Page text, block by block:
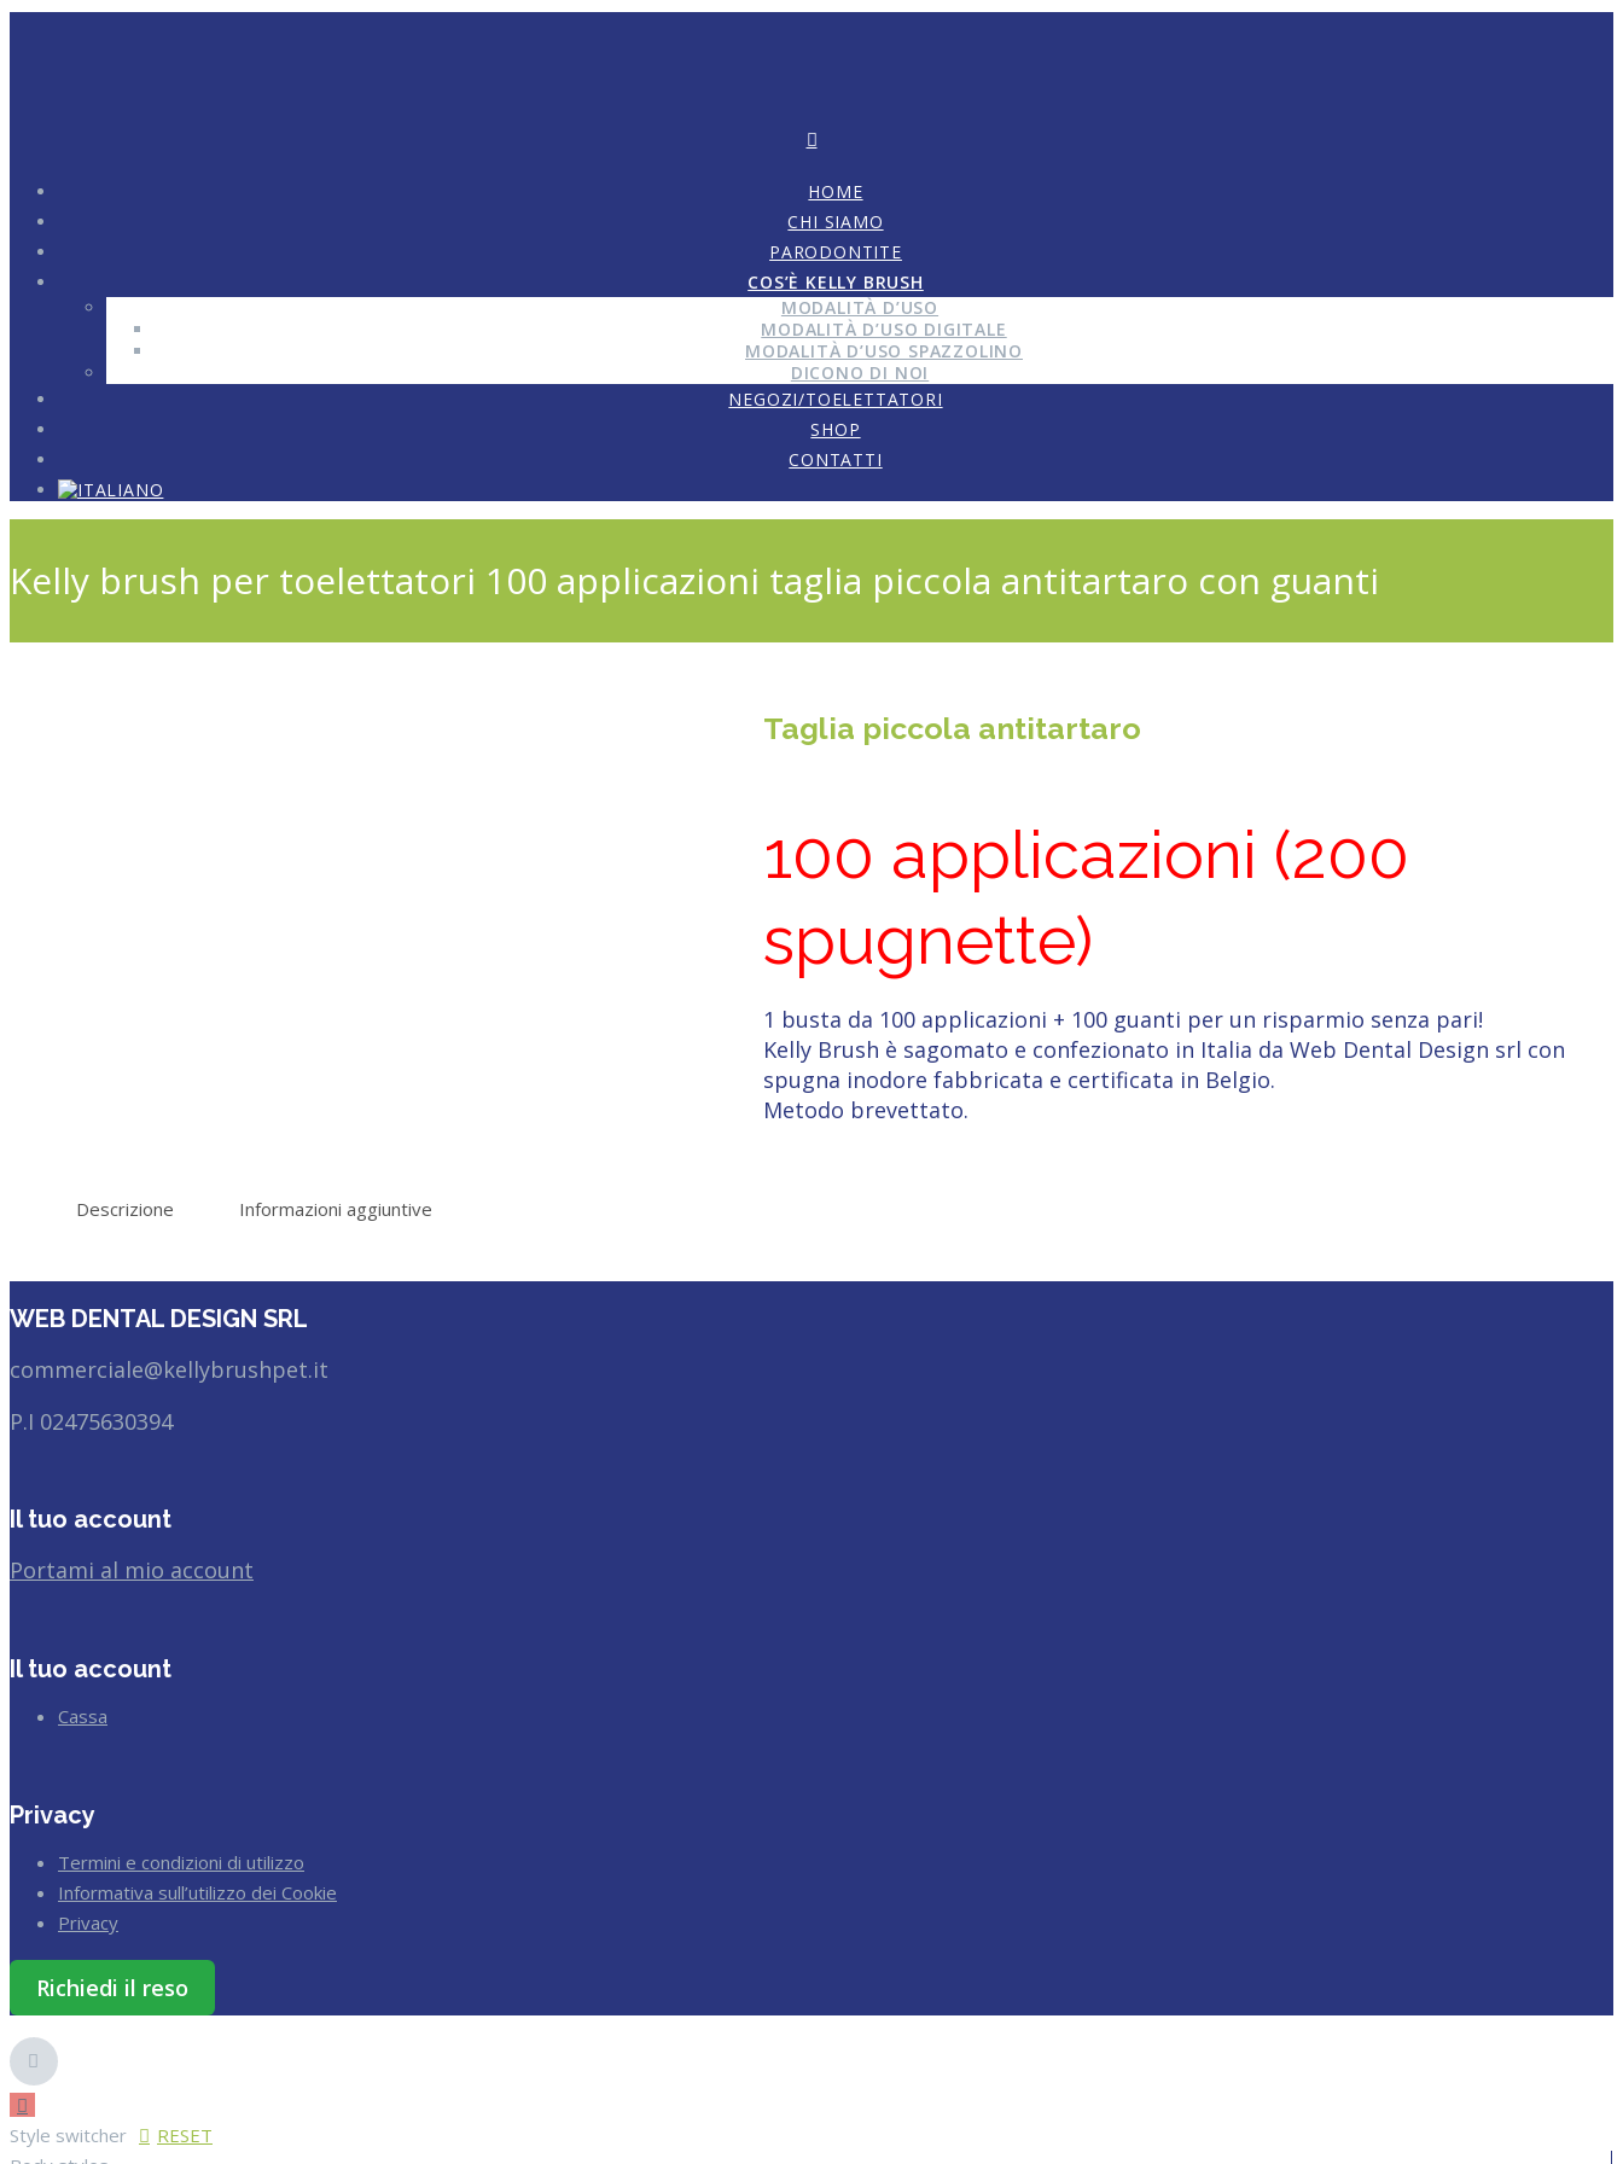
HOME
CHI SIAMO
PARODONTITE
COS’È KELLY BRUSH
MODALITÀ D’USO
MODALITÀ D’USO DIGITALE
MODALITÀ D’USO SPAZZOLINO
DICONO DI NOI
NEGOZI/TOELETTATORI
SHOP
CONTATTI
Kelly brush per toelettatori 100 applicazioni taglia piccola antitartaro con guanti
Taglia piccola antitartaro
100 applicazioni (200
spugnette)
1 busta da 100 applicazioni + 100 guanti per un risparmio senza pari!
Kelly Brush è sagomato e confezionato in Italia da Web Dental Design srl con
spugna inodore fabbricata e certificata in Belgio.
Metodo brevettato.
Descrizione Informazioni aggiuntive
WEB DENTAL DESIGN SRL
commerciale@kellybrushpet.it
P.I 02475630394
Il tuo account
Portami al mio account
Il tuo account
Cassa
Privacy
Termini e condizioni di utilizzo
Informativa sull’utilizzo dei Cookie
Privacy
Richiedi il reso
Style switcher
RESET